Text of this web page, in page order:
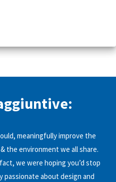
meaningfully improve the
the environment we all share.
we were hoping you’d stop
passionate about design and